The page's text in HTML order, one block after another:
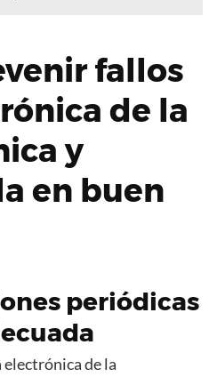
fallos
de la
y
en buen
periódicas
de la